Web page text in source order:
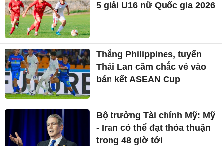
5 giải U16 nữ Quốc gia 2026
Thắng Philippines, tuyển
Thái Lan cầm chắc vé vào
bán kết ASEAN Cup
Bộ trưởng Tài chính Mỹ: Mỹ
- Iran có thể đạt thỏa thuận
trong 48 giờ tới